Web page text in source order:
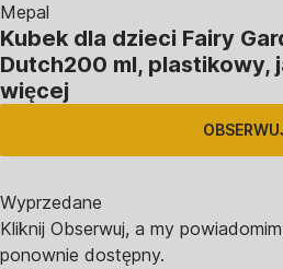
Mepal
Kubek dla dzieci Fairy
Dutch200 ml, plastikowy,
więcej
Wyprzedane
Kliknij Obserwuj, a my
ponownie dostępny.